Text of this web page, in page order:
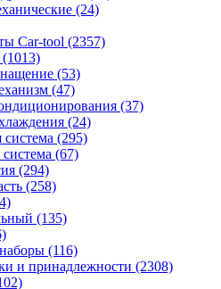
(24)
Car-tool (2357)
(1013)
(53)
(47)
(37)
(24)
(295)
(67)
(294)
(258)
(135)
(116)
и принадлежности (2308)